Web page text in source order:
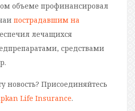
объеме профинансировал
пострадавшим на
лечащихся
средствами
новость? Присоединяйтесь
Life Insurance.